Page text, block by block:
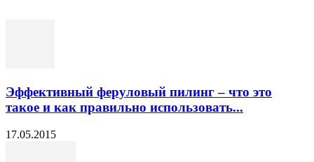
Эффективный феруловый пилинг – что это
такое и как правильно использовать...
17.05.2015